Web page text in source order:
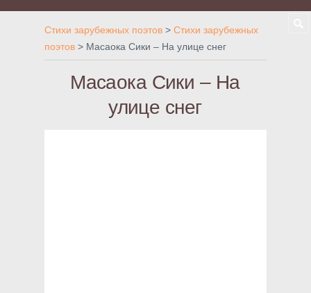
Стихи зарубежных поэтов > Стихи зарубежных
поэтов > Масаока Сики – На улице снег
Масаока Сики – На
улице снег